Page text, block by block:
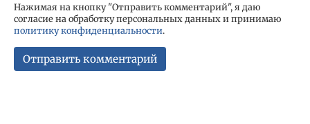
Нажимая на кнопку "Отправить комментарий", я даю
согласие на обработку персональных данных и принимаю
политику конфиденциальности.